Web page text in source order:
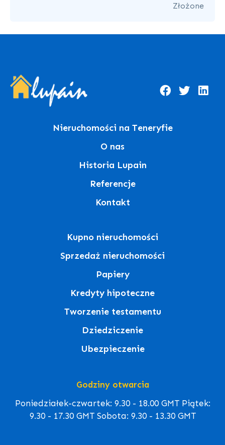
Złożone
Nieruchomości na Teneryfie
O nas
Historia Lupain
Referencje
Kontakt
Kupno nieruchomości
Sprzedaż nieruchomości
Papiery
Kredyty hipoteczne
Tworzenie testamentu
Dziedziczenie
Ubezpieczenie
Godziny otwarcia
Poniedziałek-czwartek: 9.30 - 18.00 GMT Piątek:
9.30 - 17.30 GMT Sobota: 9.30 - 13.30 GMT